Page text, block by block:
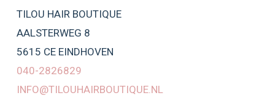
TILOU HAIR BOUTIQUE
AALSTERWEG 8
5615 CE EINDHOVEN
040-2826829
INFO@TILOUHAIRBOUTIQUE.NL